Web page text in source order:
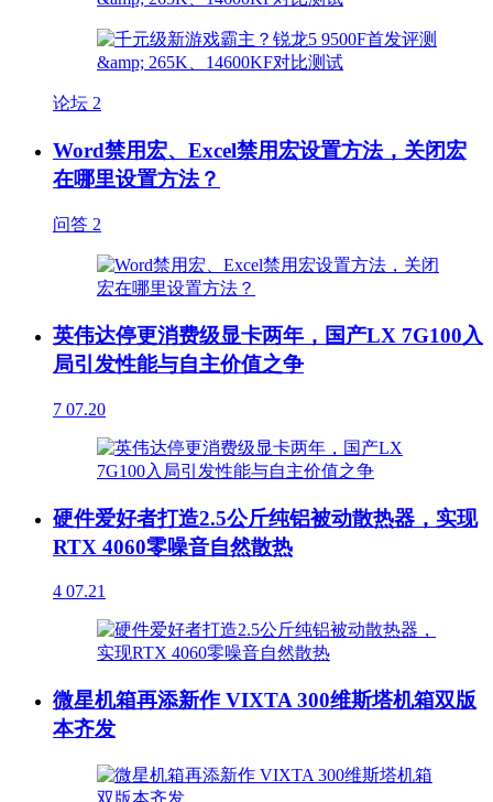
论坛 2
Word禁用宏、Excel禁用宏设置方法，关闭宏
在哪里设置方法？
问答 2
英伟达停更消费级显卡两年，国产LX 7G100入
局引发性能与自主价值之争
7 07.20
硬件爱好者打造2.5公斤纯铝被动散热器，实现
RTX 4060零噪音自然散热
4 07.21
微星机箱再添新作 VIXTA 300维斯塔机箱双版
本齐发